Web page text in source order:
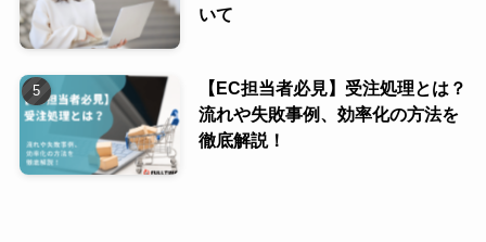
いて
【EC担当者必見】受注処理とは？
流れや失敗事例、効率化の方法を
徹底解説！